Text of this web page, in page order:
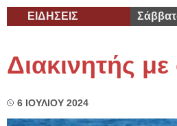
ΕΙΔΗΣΕΙΣ
Διακινητής
6 ΙΟΥΛΙΟΥ 2024